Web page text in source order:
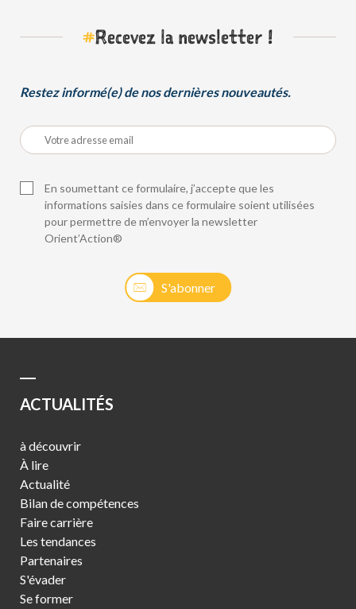
#Recevez la newsletter !
Restez informé(e) de nos dernières nouveautés.
S'abonner
En soumettant ce formulaire, j’accepte que les
informations saisies dans ce formulaire soient utilisées
pour permettre de m’envoyer la newsletter
Orient’Action®
ACTUALITÉS
à découvrir
À lire
Actualité
Bilan de compétences
Faire carrière
Les tendances
Partenaires
S'évader
Se former